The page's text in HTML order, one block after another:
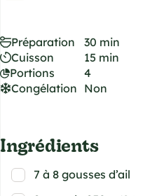
Préparation
30 min
Cuisson
15 min
Portions
4
Congélation Non
Ingrédients
7 à 8 gousses d’ail